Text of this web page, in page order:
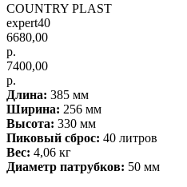
COUNTRY PLAST
expert40
6680,00
р.
7400,00
р.
Длина: 385 мм
Ширина: 256 мм
Высота: 330 мм
Пиковый сброс: 40 литров
Вес: 4,06 кг
Диаметр патрубков: 50 мм